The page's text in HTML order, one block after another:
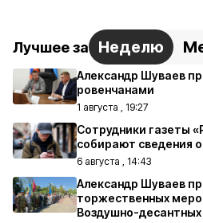
Лучшее за Неделю
Александр Шуваев
ровенчанами
1 августа , 19:27
Сотрудники газеты
собирают сведения
6 августа , 14:43
Александр Шуваев
торжественных
Воздушно-десантных